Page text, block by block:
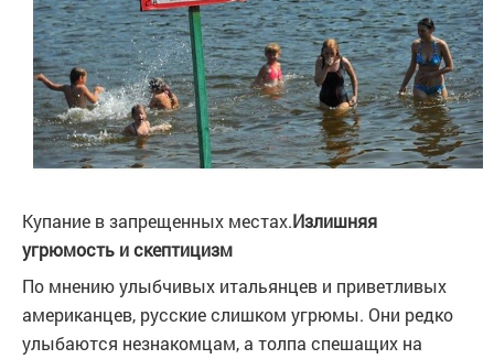
Купание в запрещенных местах.Излишняя
угрюмость и скептицизм
По мнению улыбчивых итальянцев и приветливых
американцев, русские слишком угрюмы. Они редко
улыбаются незнакомцам, а толпа спешащих на